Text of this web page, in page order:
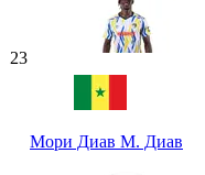
23
Мори Диав М. Диав